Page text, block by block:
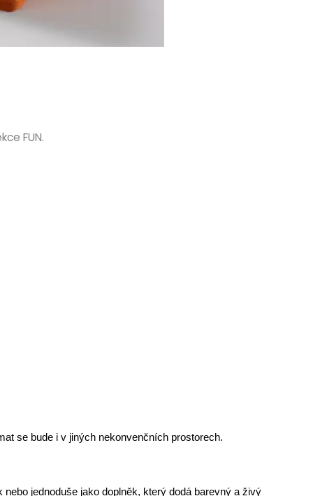
FUN.
se bude i v jiných nekonvenčních prostorech.
jednoduše jako doplněk, který dodá barevný a živý